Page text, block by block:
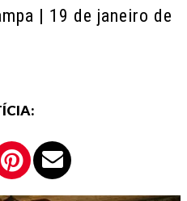
| 19 de janeiro de